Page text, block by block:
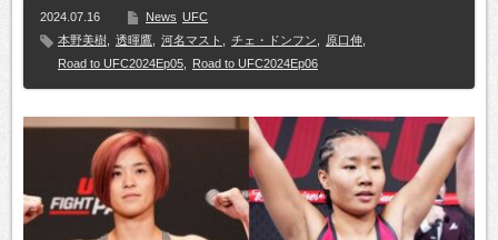
2024.07.16 News UFC
本野美樹
透暉鷹 河名マスト チェ・ドンフン 原口伸
Road to UFC2024Ep05
Road to UFC2024Ep06